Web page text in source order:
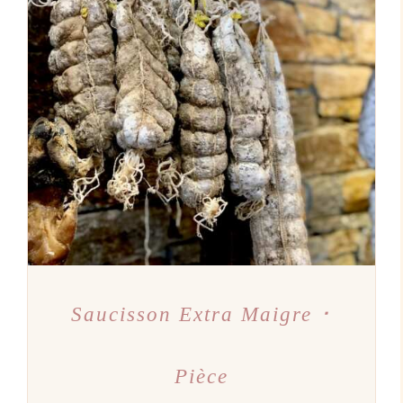
AJOUTER AU PANIER
/
DÉTAILS
Saucisson Extra Maigre ･
Pièce